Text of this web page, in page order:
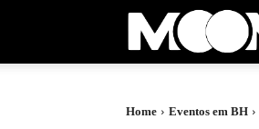
Home Eventos em BH